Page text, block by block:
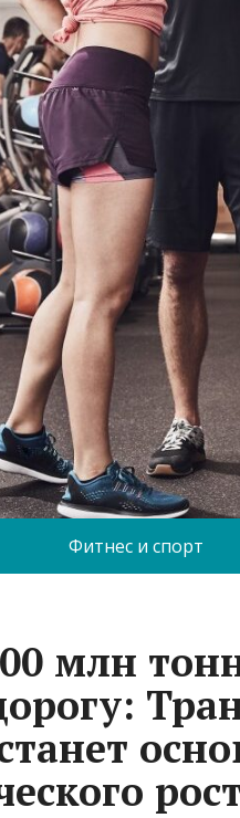
Фитнес и спорт
млн